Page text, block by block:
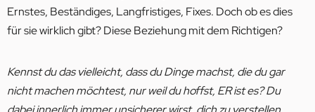
Ernstes, Beständiges, Langfristiges, Fixes. Doch ob es dies
für sie wirklich gibt? Diese Beziehung mit dem Richtigen?
Kennst du das vielleicht, dass du Dinge machst, die du gar
nicht machen möchtest, nur weil du hoffst, ER ist es? Du